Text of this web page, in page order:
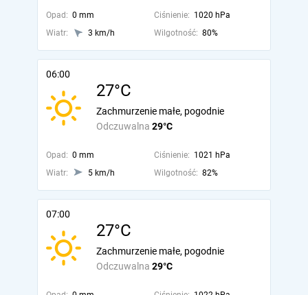
Opad: 0 mm Ciśnienie: 1020 hPa
Wiatr:
3 km/h Wilgotność: 80%
06:00
27°C
Odczuwalna 29°C
Zachmurzenie małe, pogodnie
Opad: 0 mm Ciśnienie: 1021 hPa
Wiatr:
5 km/h Wilgotność: 82%
07:00
27°C
Odczuwalna 29°C
Zachmurzenie małe, pogodnie